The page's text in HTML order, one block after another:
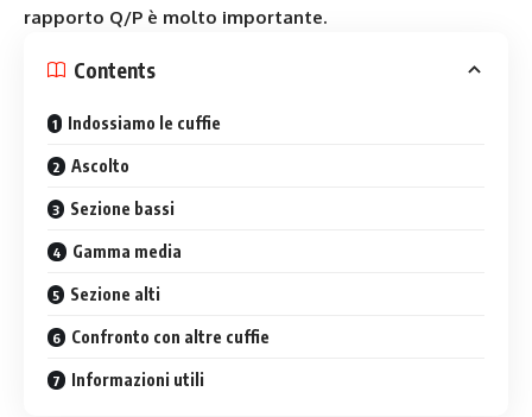
rapporto Q/P è molto importante.
Contents
Indossiamo le cuffie
Ascolto
Sezione bassi
Gamma media
Sezione alti
Confronto con altre cuffie
Informazioni utili